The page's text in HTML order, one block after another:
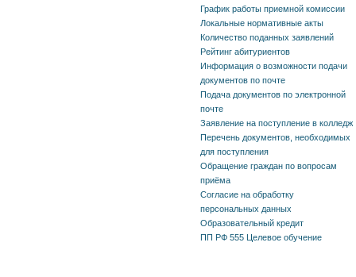
График работы приемной комиссии
Локальные нормативные акты
Количество поданных заявлений
Рейтинг абитуриентов
Информация о возможности подачи
документов по почте
Подача документов по электронной
почте
Заявление на поступление в колледж
Перечень документов, необходимых
для поступления
Обращение граждан по вопросам
приёма
Согласие на обработку
персональных данных
Образовательный кредит
ПП РФ 555 Целевое обучение